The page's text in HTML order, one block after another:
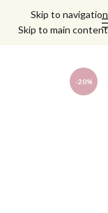
Skip to navigation
Skip to main content
-20%